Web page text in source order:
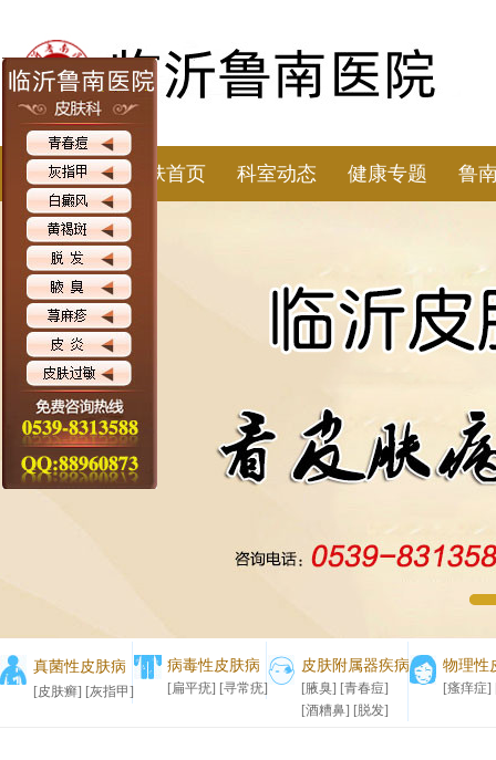
皮肤首页 科室动态 健康专题 鲁
真菌性皮肤病
[皮肤癣] [灰指甲]
病毒性皮肤病
[扁平疣] [寻常疣]
皮肤附属器疾病
[腋臭] [青春痘]
[酒糟鼻] [脱发]
物理性
[瘙痒症]